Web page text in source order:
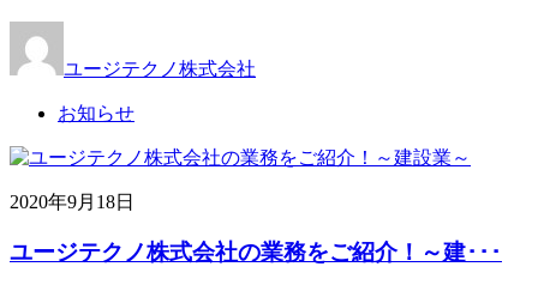
ユージテクノ株式会社
お知らせ
2020年9月18日
ユージテクノ株式会社の業務をご紹介！～建･･･